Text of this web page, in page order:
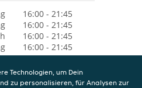
16:00 - 21:45
16:00 - 21:45
16:00 - 21:45
16:00 - 21:45
16:00 - 21:45
14:00 - 21:45
14:00 - 21:45
Technologien, um Dein
zu personalisieren, für Analysen zur